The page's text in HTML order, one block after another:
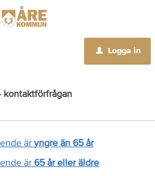
u Logga in
kontaktförfrågan
äryngre än 65 år
är65 år eller äldre